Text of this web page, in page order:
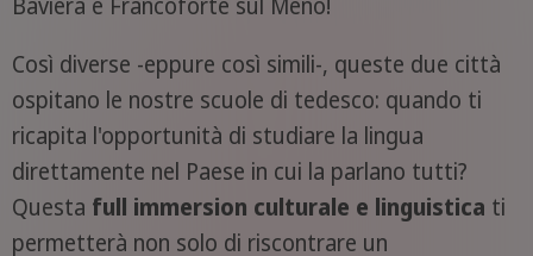
Così diverse -eppure così simili-, queste due città
ospitano le nostre scuole di tedesco: quando ti
ricapita l'opportunità di studiare la lingua
direttamente nel Paese in cui la parlano tutti?
Questa full immersion culturale e linguistica ti
permetterà non solo di riscontrare un